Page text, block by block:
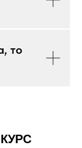
то